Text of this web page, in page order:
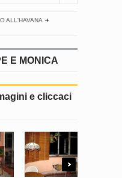
ALL'HAVANA
E MONICA
e cliccaci
Next